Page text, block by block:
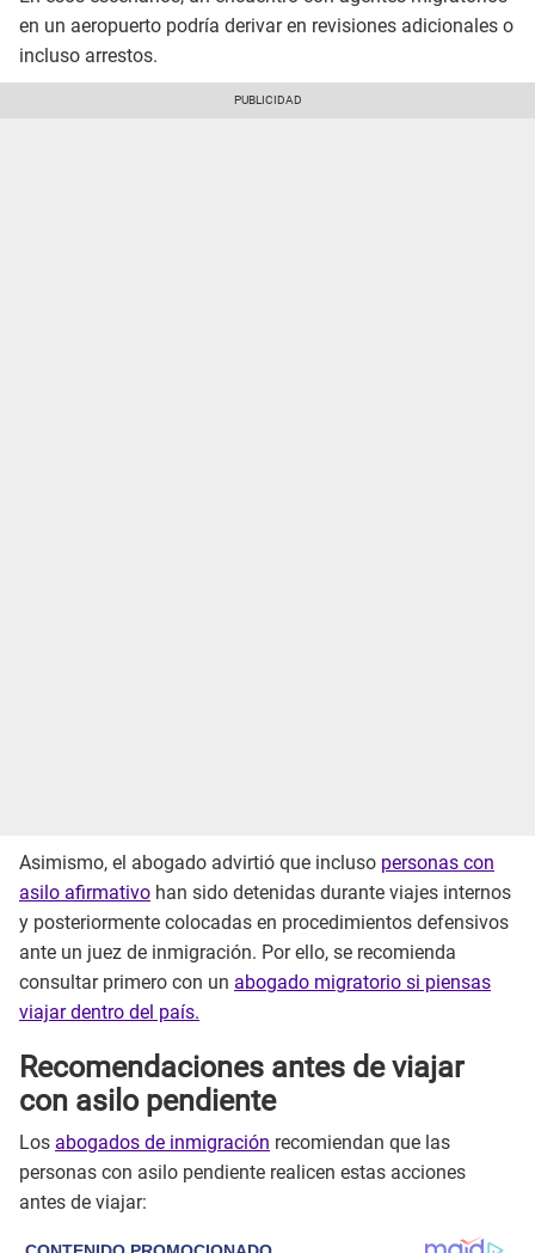
en un aeropuerto podría derivar en revisiones adicionales o
incluso arrestos.
Asimismo, el abogado advirtió que incluso personas con
asilo afirmativo han sido detenidas durante viajes internos
y posteriormente colocadas en procedimientos defensivos
ante un juez de inmigración. Por ello, se recomienda
consultar primero con un abogado migratorio si piensas
viajar dentro del país.
Recomendaciones antes de viajar
con asilo pendiente
Los abogados de inmigración recomiendan que las
personas con asilo pendiente realicen estas acciones
antes de viajar: